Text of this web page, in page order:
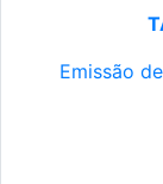
Emissão